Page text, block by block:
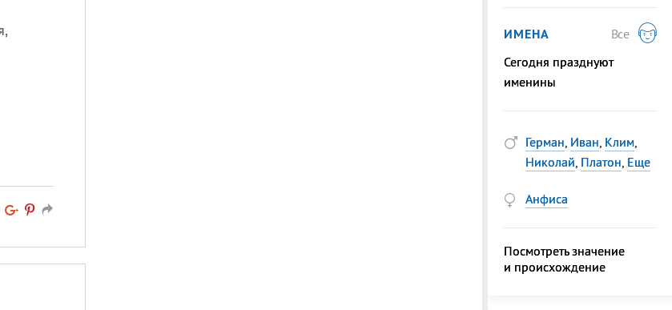
ИМЕНА
Все
Сегодня празднуют
именины
Герман, Иван, Клим,
Николай, Платон, Еще
Анфиса
Посмотреть значение
и происхождение